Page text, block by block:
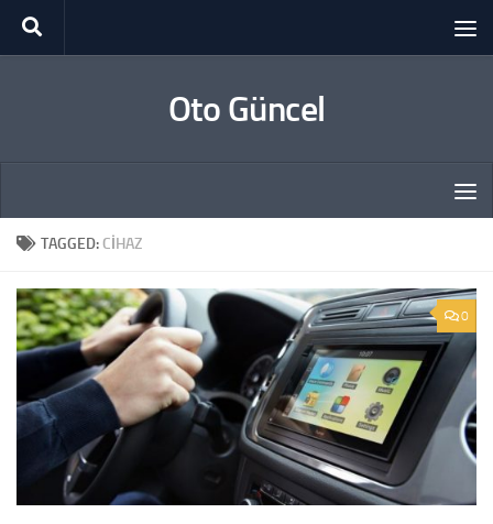
Skip to content
Oto Güncel
TAGGED: CIHAZ
0